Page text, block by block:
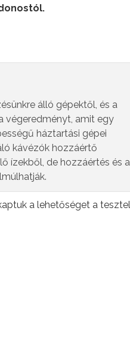
álló gépektől, és a
végeredményt, amit egy
háztartási gépei
kávézók hozzáértő
ízekből, de hozzáértés és a
a lehetőséget a